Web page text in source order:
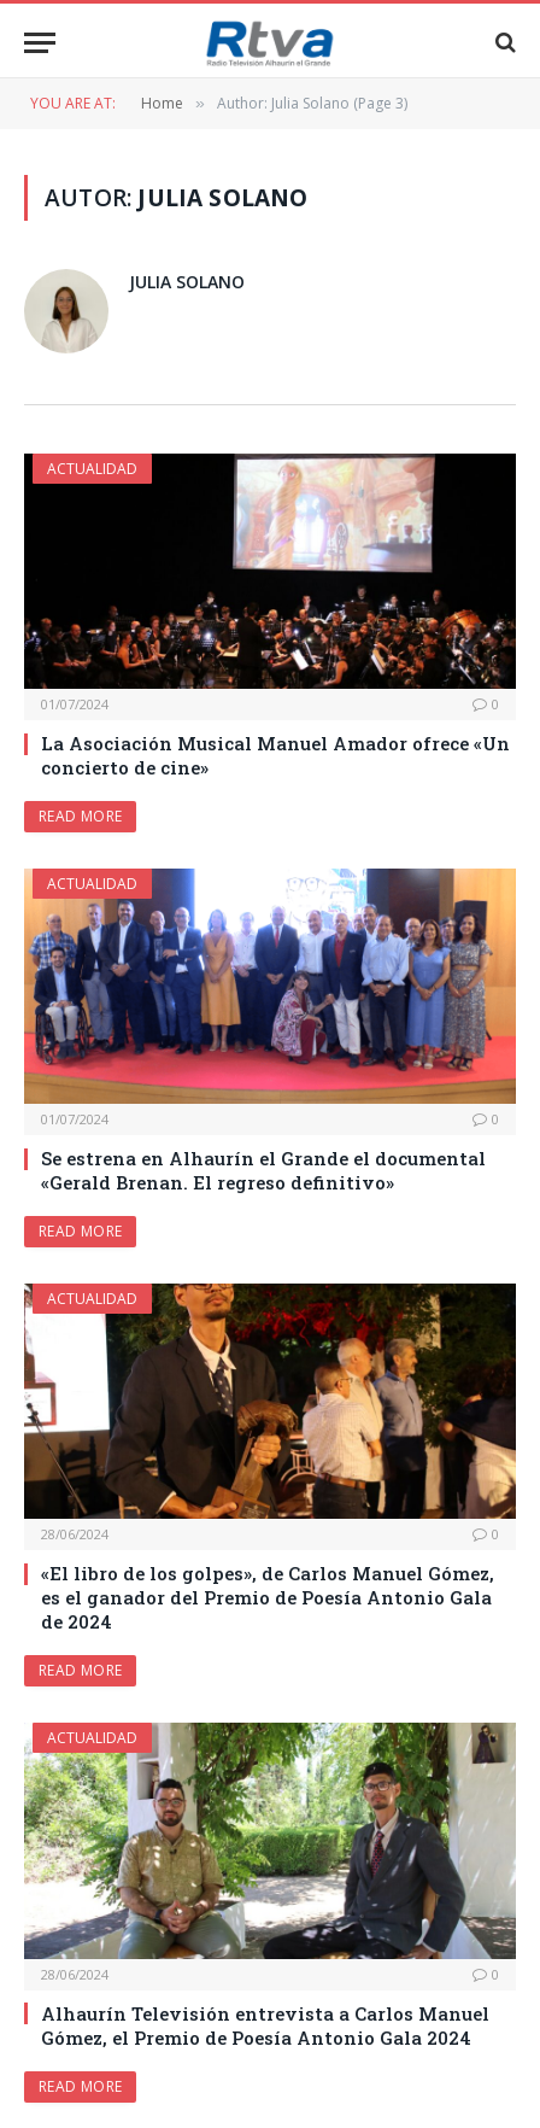
YOU ARE AT: Home » Author: Julia Solano (Page 3)
AUTOR: JULIA SOLANO
JULIA SOLANO
ACTUALIDAD
01/07/2024 0
La Asociación Musical Manuel Amador ofrece «Un
concierto de cine»
READ MORE
ACTUALIDAD
01/07/2024 0
Se estrena en Alhaurín el Grande el documental
«Gerald Brenan. El regreso definitivo»
READ MORE
ACTUALIDAD
28/06/2024 0
«El libro de los golpes», de Carlos Manuel Gómez,
es el ganador del Premio de Poesía Antonio Gala
de 2024
READ MORE
ACTUALIDAD
28/06/2024 0
Alhaurín Televisión entrevista a Carlos Manuel
Gómez, el Premio de Poesía Antonio Gala 2024
READ MORE